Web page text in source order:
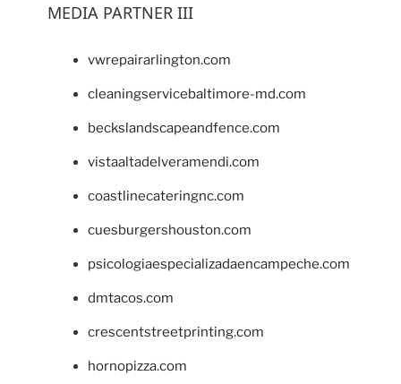
MEDIA PARTNER III
vwrepairarlington.com
cleaningservicebaltimore-md.com
beckslandscapeandfence.com
vistaaltadelveramendi.com
coastlinecateringnc.com
cuesburgershouston.com
psicologiaespecializadaencampeche.com
dmtacos.com
crescentstreetprinting.com
hornopizza.com